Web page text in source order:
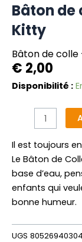
Bâton de
Kitty
Bâton de colle
€ 2,00
Disponibilité :
quantité
colle
-
Feeling
glued,
Kitty
Il est toujours
Le Bâton de
base d’eau,
enfants qui
bonne humeur.
UGS